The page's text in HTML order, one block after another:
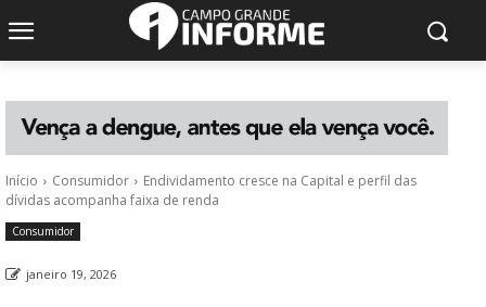
Início Consumidor
Endividamento cresce na Capital e perfil das
dívidas acompanha faixa de renda
Consumidor
janeiro 19, 2026